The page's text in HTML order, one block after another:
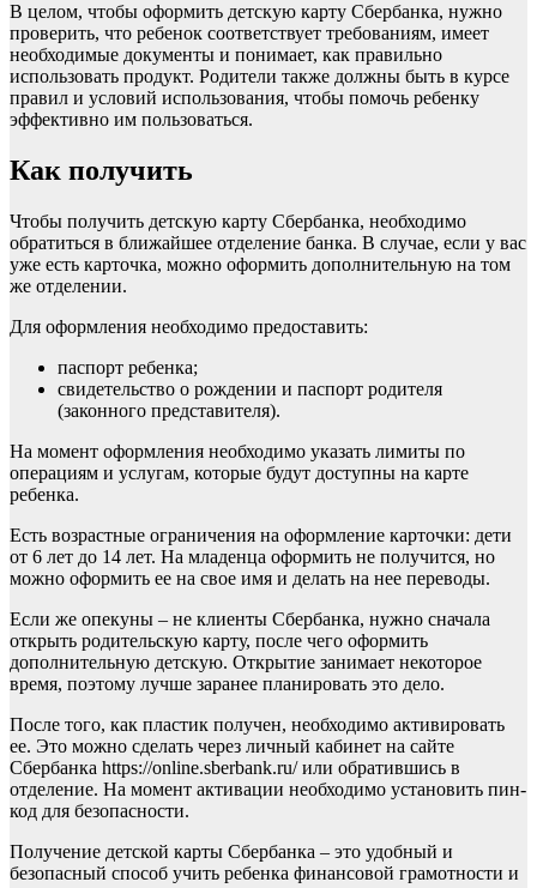
В целом, чтобы оформить детскую карту Сбербанка, нужно
проверить, что ребенок соответствует требованиям, имеет
необходимые документы и понимает, как правильно
использовать продукт. Родители также должны быть в курсе
правил и условий использования, чтобы помочь ребенку
эффективно им пользоваться.
Как получить
Чтобы получить детскую карту Сбербанка, необходимо
обратиться в ближайшее отделение банка. В случае, если у вас
уже есть карточка, можно оформить дополнительную на том
же отделении.
Для оформления необходимо предоставить:
паспорт ребенка;
свидетельство о рождении и паспорт родителя
(законного представителя).
На момент оформления необходимо указать лимиты по
операциям и услугам, которые будут доступны на карте
ребенка.
Есть возрастные ограничения на оформление карточки: дети
от 6 лет до 14 лет. На младенца оформить не получится, но
можно оформить ее на свое имя и делать на нее переводы.
Если же опекуны – не клиенты Сбербанка, нужно сначала
открыть родительскую карту, после чего оформить
дополнительную детскую. Открытие занимает некоторое
время, поэтому лучше заранее планировать это дело.
После того, как пластик получен, необходимо активировать
ее. Это можно сделать через личный кабинет на сайте
Сбербанка https://online.sberbank.ru/ или обратившись в
отделение. На момент активации необходимо установить пин-
код для безопасности.
Получение детской карты Сбербанка – это удобный и
безопасный способ учить ребенка финансовой грамотности и